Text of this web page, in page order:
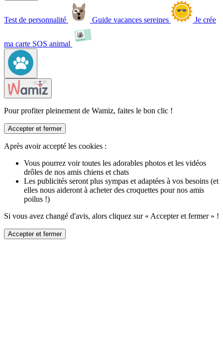
Test de personnalité Guide vacances sereines Je crée
ma carte SOS animal
Pour profiter pleinement de Wamiz, faites le bon clic !
Accepter et fermer
Après avoir accepté les cookies :
Vous pourrez voir toutes les adorables photos et les vidéos
drôles de nos amis chiens et chats
Les publicités seront plus sympas et adaptées à vos besoins (et
elles nous aideront à acheter des croquettes pour nos amis
poilus !)
Si vous avez changé d'avis, alors cliquez sur « Accepter et fermer » !
Accepter et fermer